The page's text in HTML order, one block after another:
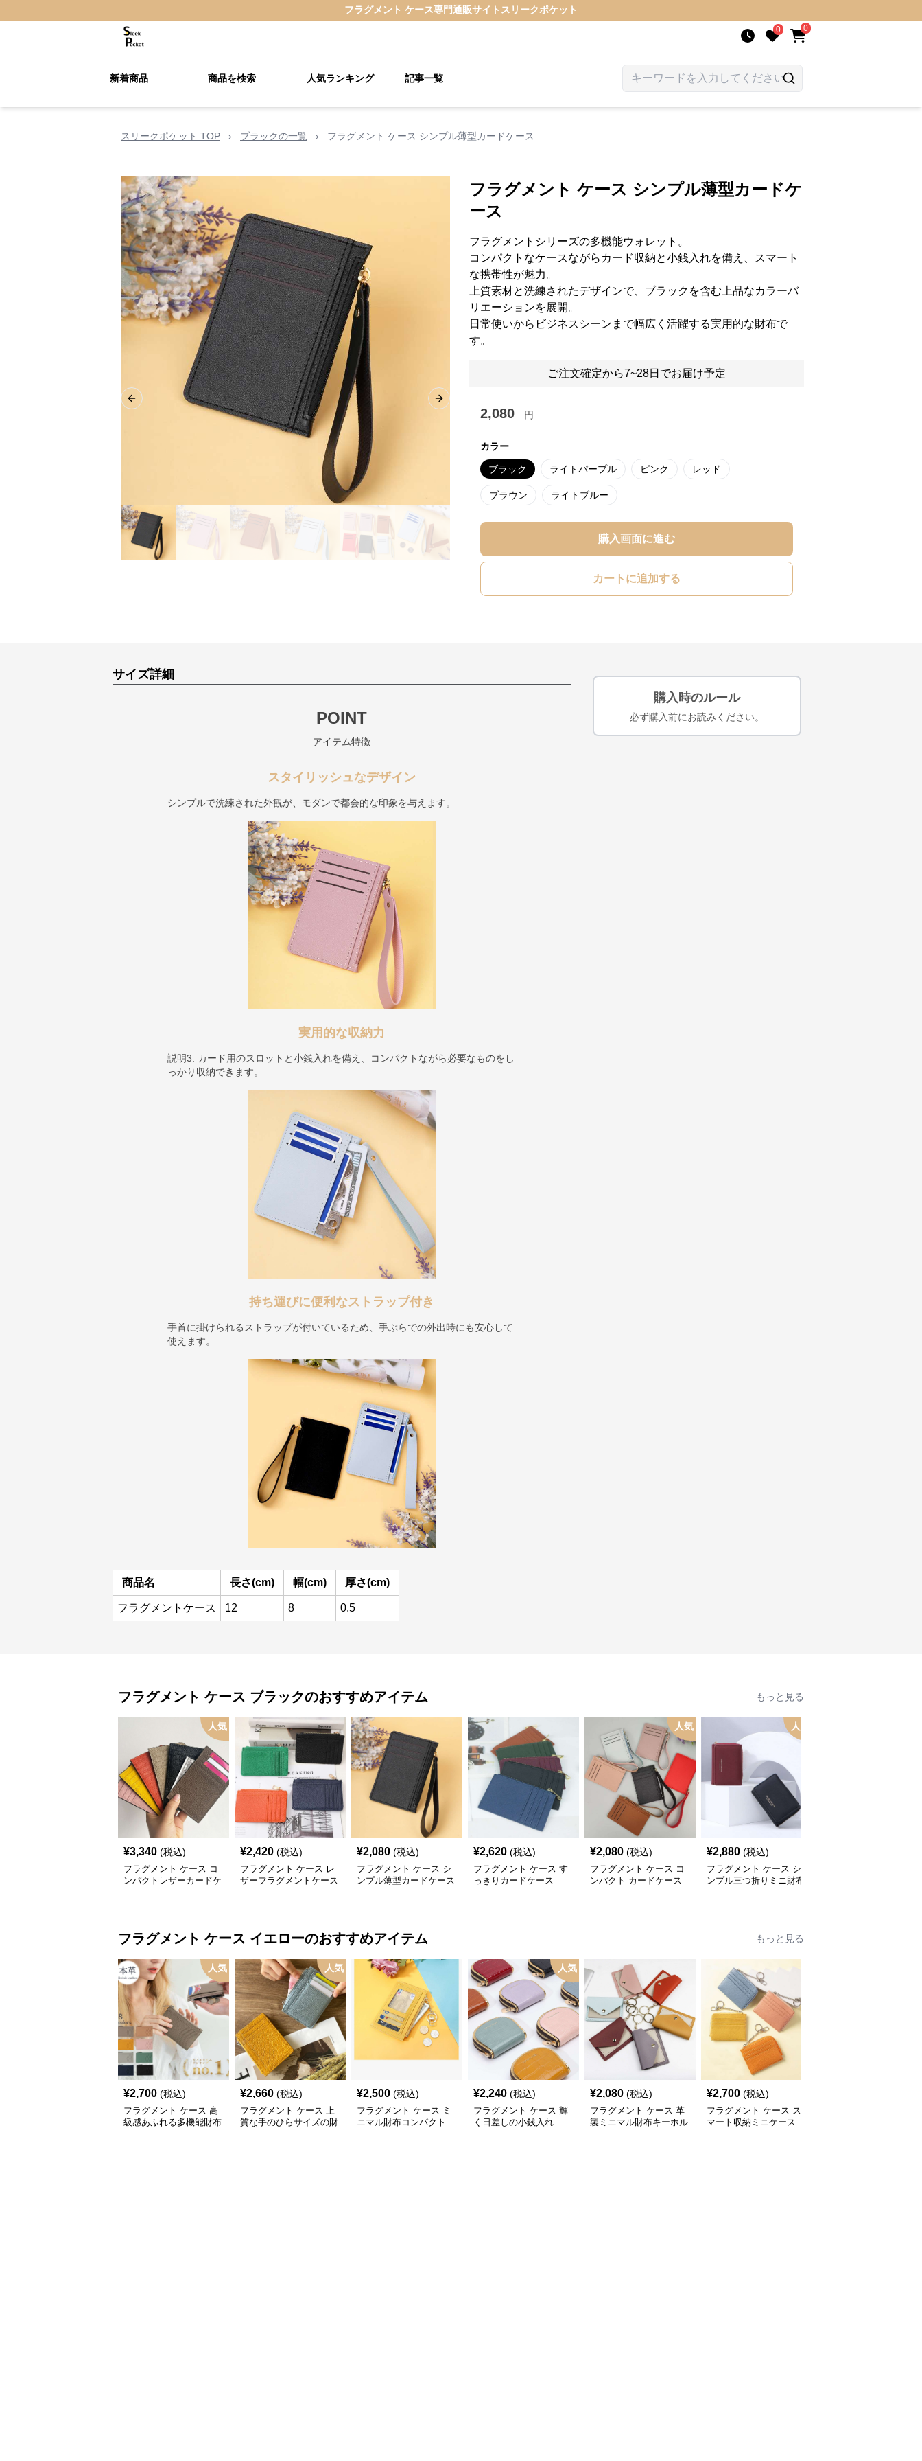
フラグメント ケース専門通販サイト スリークポケット
0 0
新着商品 商品を検索 人気ランキング 記事一覧
スリークポケット TOP › ブラックの一覧 › フラグメント ケース シンプル薄型カードケース
Previous slide Next slide
フラグメント ケース シンプル薄型カードケ
ース
フラグメントシリーズの多機能ウォレット。
コンパクトなケースながらカード収納と小銭入れを備え、スマート
な携帯性が魅力。
上質素材と洗練されたデザインで、ブラックを含む上品なカラーバ
リエーションを展開。
日常使いからビジネスシーンまで幅広く活躍する実用的な財布で
す。
ご注文確定から7~28日でお届け予定
2,080 円
カラー
ブラック ライトパープル ピンク レッド
ブラウン ライトブルー
購入画面に進む
カートに追加する
サイズ詳細
POINT
アイテム特徴
スタイリッシュなデザイン
シンプルで洗練された外観が、モダンで都会的な印象を与えます。
実用的な収納力
説明3: カード用のスロットと小銭入れを備え、コンパクトながら必要なものをし
っかり収納できます。
持ち運びに便利なストラップ付き
手首に掛けられるストラップが付いているため、手ぶらでの外出時にも安心して
使えます。
商品名 長さ(cm) 幅(cm) 厚さ(cm)
フラグメントケース 12 8 0.5
購入時のルール
必ず購入前にお読みください。
フラグメント ケース ブラックのおすすめアイテム もっと見る
人気
¥3,340 (税込)
フラグメント ケース コ
ンパクトレザーカードケ
¥2,420 (税込)
フラグメント ケース レ
ザーフラグメントケース
¥2,080 (税込)
フラグメント ケース シ
ンプル薄型カードケース
¥2,620 (税込)
フラグメント ケース す
っきりカードケース
人気
¥2,080 (税込)
フラグメント ケース コ
ンパクト カードケース
人気
¥2,880 (税込)
フラグメント ケース シ
ンプル三つ折りミニ財布
フラグメント ケース イエローのおすすめアイテム もっと見る
人気
¥2,700 (税込)
フラグメント ケース 高
級感あふれる多機能財布
人気
¥2,660 (税込)
フラグメント ケース 上
質な手のひらサイズの財
¥2,500 (税込)
フラグメント ケース ミ
ニマル財布コンパクト
人気
¥2,240 (税込)
フラグメント ケース 輝
く日差しの小銭入れ
¥2,080 (税込)
フラグメント ケース 革
製ミニマル財布キーホル
¥2,700 (税込)
フラグメント ケース ス
マート収納ミニケース